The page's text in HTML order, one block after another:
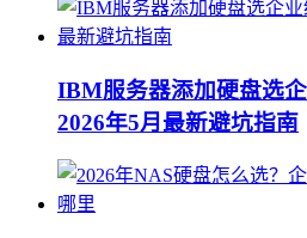
IBM服务器添加硬盘选企
2026年5月最新避坑指南